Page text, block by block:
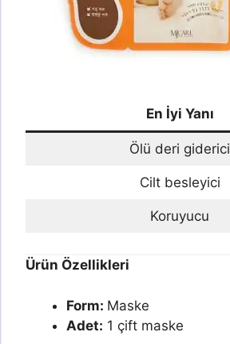
En İyi Yanı
Ölü deri giderici
Cilt besleyici
Koruyucu
Ürün Özellikleri
Form: Maske
Adet: 1 çift maske